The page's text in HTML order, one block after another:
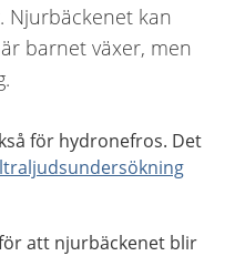
Njurbäckenet kan
barnet växer, men
för hydronefros. Det
att njurbäckenet blir